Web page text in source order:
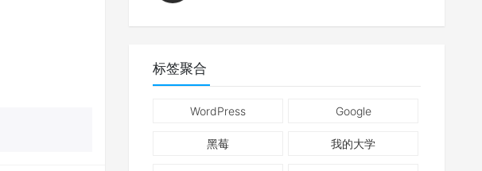
标签聚合
WordPress Google
黑莓 我的大学